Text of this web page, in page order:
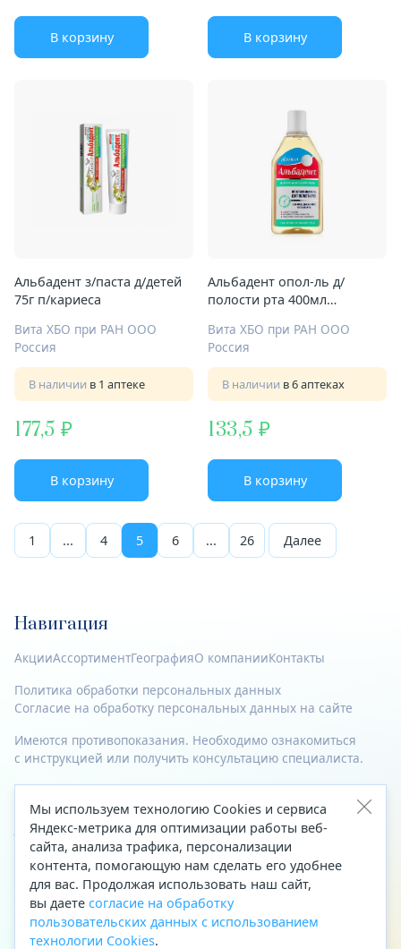
В корзину В корзину
Альбадент з/паста д/детей
75г п/кариеса
Вита ХБО при РАН ООО
Россия
В наличии в 1 аптеке
177,5
В корзину
Альбадент опол-ль д/
полости рта 400мл
Вита ХБО при РАН ООО
Россия
В наличии в 6 аптеках
133,5
В корзину
1 ... 4 5 6 ... 26 Далее
Навигация
АкцииАссортиментГеографияО компанииКонтакты
Политика обработки персональных данных
Согласие на обработку персональных данных на сайте
Имеются противопоказания. Необходимо ознакомиться
с инструкцией или получить консультацию специалиста.
© 2023—2026 Все права защищены.
Адрес
Архангельск, ул. Папанина, д. 19 (вход в здание со стороны
автоцентра «Тойота»)
Приемная Генерального директора
Телефон
+7 (8182) 63-60-31
Мы используем технологию Cookies и сервиса
Яндекс-метрика для оптимизации работы веб-
сайта, анализа трафика, персонализации
контента, помогающую нам сделать его удобнее
для вас. Продолжая использовать наш сайт,
вы даете согласие на обработку
пользовательских данных с использованием
технологии Cookies.